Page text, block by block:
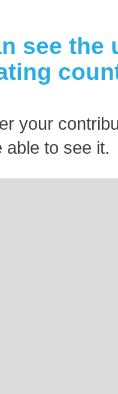
see
your
able to see it.